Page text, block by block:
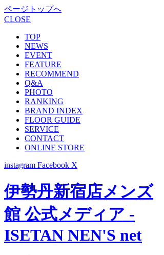
ページトップへ
CLOSE
TOP
NEWS
EVENT
FEATURE
RECOMMEND
Q&A
PHOTO
RANKING
BRAND INDEX
FLOOR GUIDE
SERVICE
CONTACT
ONLINE STORE
instagram Facebook X
伊勢丹新宿店メンズ
館 公式メディア -
ISETAN NEN'S net